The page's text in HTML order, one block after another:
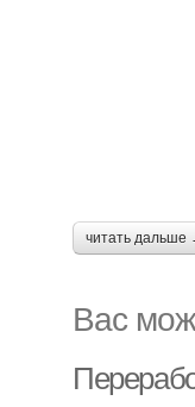
читать дальше
Вас